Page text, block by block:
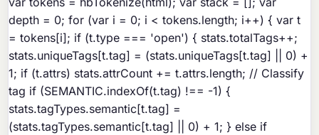
depth = 0; for (var i = 0; i < tokens.length; i++) { var t
= tokens[i]; if (t.type === 'open') { stats.totalTags++;
stats.uniqueTags[t.tag] = (stats.uniqueTags[t.tag] || 0) +
1; if (t.attrs) stats.attrCount += t.attrs.length; // Classify
tag if (SEMANTIC.indexOf(t.tag) !== -1) {
stats.tagTypes.semantic[t.tag] =
(stats.tagTypes.semantic[t.tag] || 0) + 1; } else if